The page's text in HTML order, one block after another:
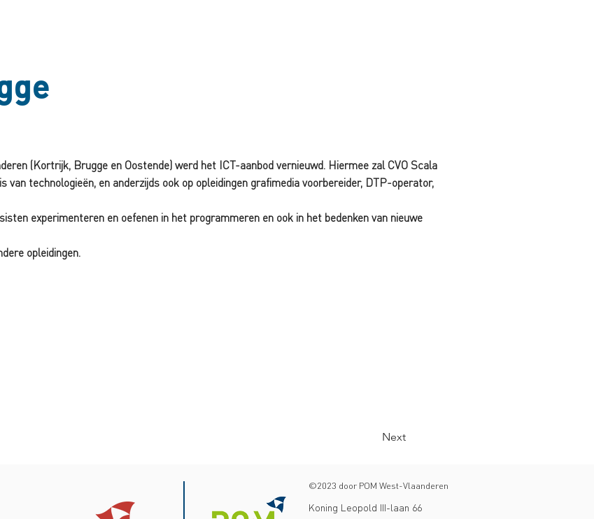
(Kortrijk, Brugge en Oostende) werd het ICT-aanbod vernieuwd. Hiermee zal CVO Scala
van technologieën, en anderzijds ook op opleidingen grafimedia voorbereider, DTP-operator,
experimenteren en oefenen in het programmeren en ook in het bedenken van nieuwe
opleidingen.
Next
©2023 door POM West-Vlaanderen
Koning Leopold III-laan 66